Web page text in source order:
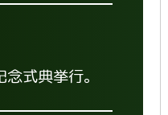
式典挙行。